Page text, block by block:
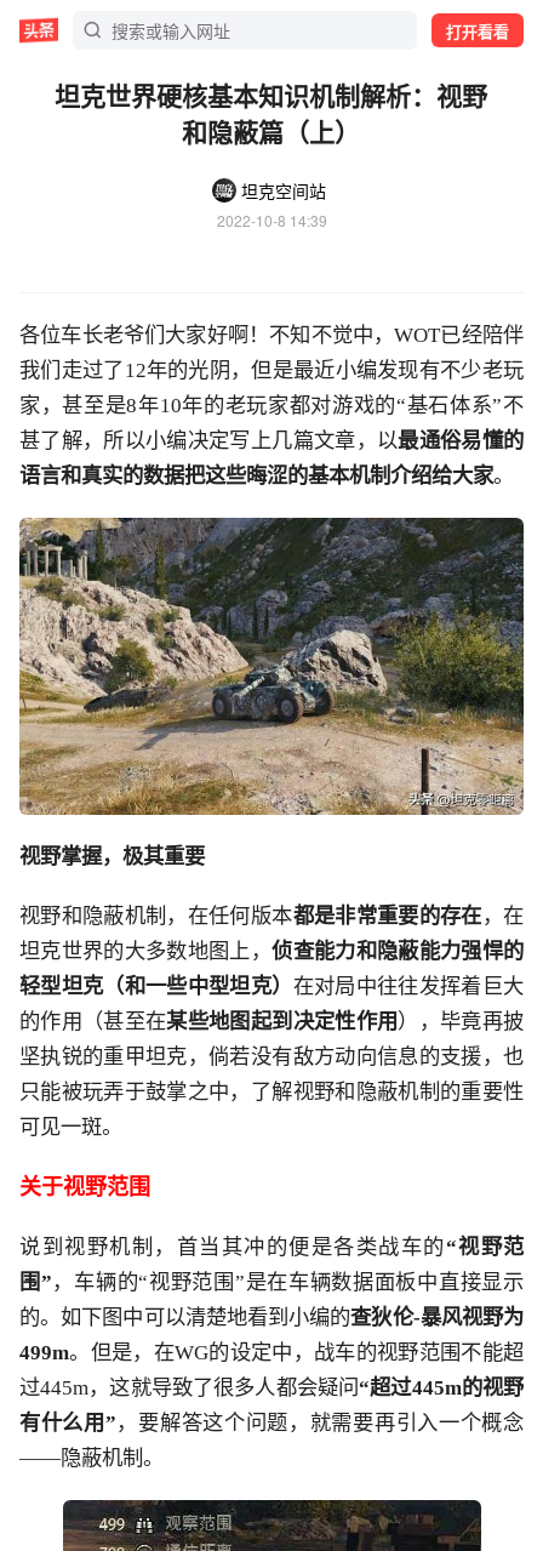
打开看看
坦克世界硬核基本知识机制解析：视野
和隐蔽篇（上）
坦克空间站
2022-10-8 14:39
各位车长老爷们大家好啊！不知不觉中，WOT已经陪伴
我们走过了12年的光阴，但是最近小编发现有不少老玩
家，甚至是8年10年的老玩家都对游戏的“基石体系”不
甚了解，所以小编决定写上几篇文章，以最通俗易懂的
语言和真实的数据把这些晦涩的基本机制介绍给大家。
视野掌握，极其重要
视野和隐蔽机制，在任何版本都是非常重要的存在 ，在
坦克世界的大多数地图上，侦查能力和隐蔽能力强悍的
轻型坦克（和一些中型坦克） 在对局中往往发挥着巨大
的作用（甚至在某些地图起到决定性作用 ），毕竟再披
坚执锐的重甲坦克，倘若没有敌方动向信息的支援，也
只能被玩弄于鼓掌之中，了解视野和隐蔽机制的重要性
可见一斑。
关于视野范围
说到视野机制，首当其冲的便是各类战车的“视野范
围” ，车辆的“视野范围”是在车辆数据面板中直接显示
的。如下图中可以清楚地看到小编的查狄伦-暴风视野为
499m。 但是，在WG的设定中，战车的视野范围不能超
过445m，这就导致了很多人都会疑问“超过445m的视野
有什么用” ，要解答这个问题，就需要再引入一个概念
——隐蔽机制。